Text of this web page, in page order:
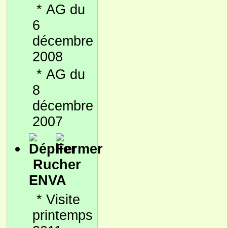
* AG du
6
décembre
2008
* AG du
8
décembre
2007
Rucher
ENVA
* Visite
printemps